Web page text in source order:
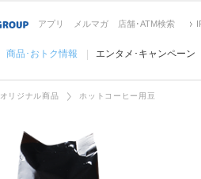
アプリ メルマガ 店舗･ATM検索
商品･おトク情報 エンタメ･キャンペーン
オリジナル商品 ホットコーヒー用豆